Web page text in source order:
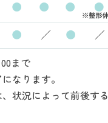
まで
なります。
状況によって前後す